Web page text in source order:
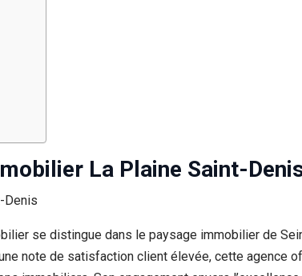
La Plaine Saint-
se distingue dans le paysage immobilier de
note de satisfaction client élevée, cette agence